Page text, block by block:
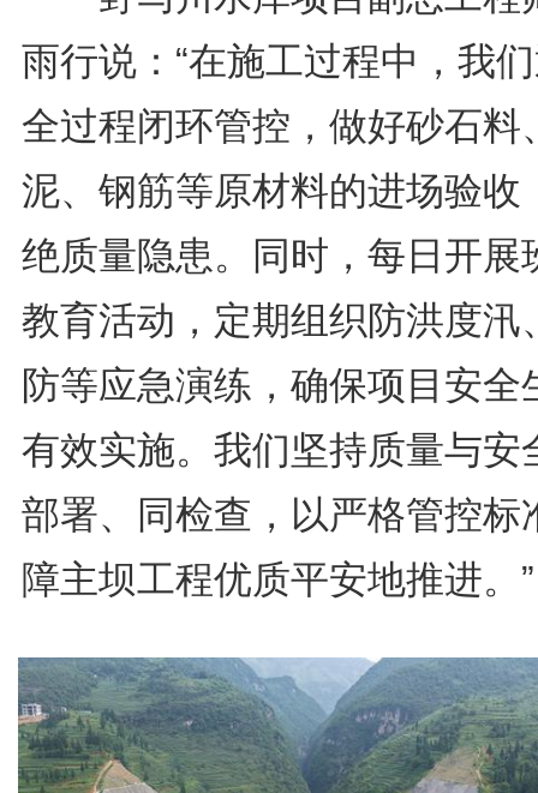
雨行说：“在施工过程中，我
全过程闭环管控，做好砂石料
泥、钢筋等原材料的进场验收
绝质量隐患。同时，每日开展
教育活动，定期组织防洪度汛
防等应急演练，确保项目安全
有效实施。我们坚持质量与安
部署、同检查，以严格管控标
障主坝工程优质平安地推进。”